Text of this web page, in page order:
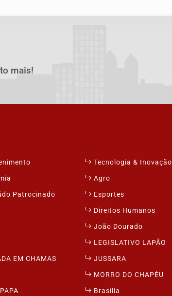
mais!
Tecnologia & Inovação
Agro
Patrocinado
Esportes
Direitos Humanos
João Dourado
LEGISLATIVO LAPÃO
EM CHAMAS
JUSSARA
MORRO DO CHAPÉU
Brasília